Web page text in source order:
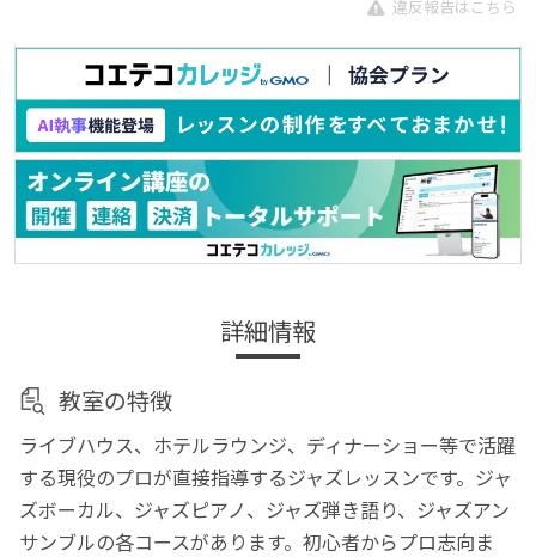
違反報告はこちら
詳細情報
教室の特徴
ライブハウス、ホテルラウンジ、ディナーショー等で活躍
する現役のプロが直接指導するジャズレッスンです。ジャ
ズボーカル、ジャズピアノ、ジャズ弾き語り、ジャズアン
サンブルの各コースがあります。初心者からプロ志向ま